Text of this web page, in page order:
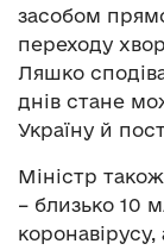
засобом
переходу
Ляшко
днів стане
Україну й
Міністр
– близько 10